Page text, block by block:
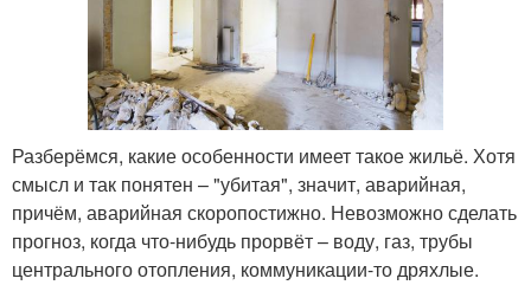
Разберёмся, какие особенности имеет такое жильё. Хотя
смысл и так понятен – "убитая", значит, аварийная,
причём, аварийная скоропостижно. Невозможно сделать
прогноз, когда что-нибудь прорвёт – воду, газ, трубы
центрального отопления, коммуникации-то дряхлые.